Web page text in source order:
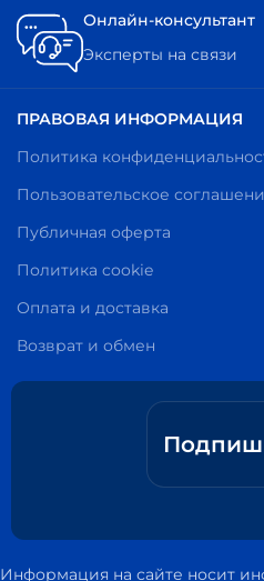
Онлайн-консультант
Эксперты на связи
ПРАВОВАЯ ИНФОРМАЦИЯ
Политика
Пользовательское
Публичная оферта
Политика cookie
Оплата и доставка
Возврат и обмен
Ваш e-mail
Информация на сайте носит